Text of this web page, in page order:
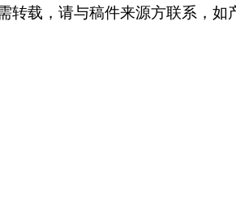
转载，请与稿件来源方联系，如